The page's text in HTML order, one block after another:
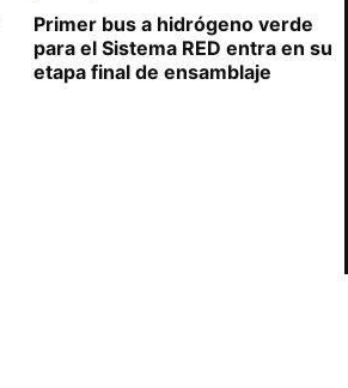
Primer bus a hidrógeno verde
para el Sistema RED entra en su
etapa final de ensamblaje